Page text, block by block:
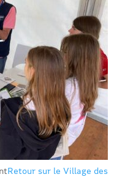
Retour sur le Village des